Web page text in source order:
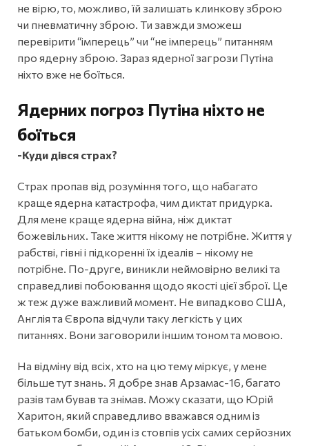
не вірю, то, можливо, їй залишать клинкову зброю
чи пневматичну зброю. Ти завжди зможеш
перевірити “імперець” чи “не імперець” питанням
про ядерну зброю. Зараз ядерної загрози Путіна
ніхто вже не боїться.
Ядерних погроз Путіна ніхто не
боїться
-Куди дівся страх?
Страх пропав від розуміння того, що набагато
краще ядерна катастрофа, чим диктат придурка.
Для мене краще ядерна війна, ніж диктат
божевільних. Таке життя нікому не потрібне. Життя у
рабстві, гівні і підкоренні їх ідеалів – нікому не
потрібне. По-друге, виникли неймовірно великі та
справедливі побоювання щодо якості цієї зброї. Це
ж теж дуже важливий момент. Не випадково США,
Англія та Європа відчули таку легкість у цих
питаннях. Вони заговорили іншим тоном та мовою.
На відміну від всіх, хто на цю тему міркує, у мене
більше тут знань. Я добре знав Арзамас-16, багато
разів там бував та знімав. Можу сказати, що Юрій
Харитон, який справедливо вважався одним із
батьком бомби, один із стовпів усіх самих серйозних